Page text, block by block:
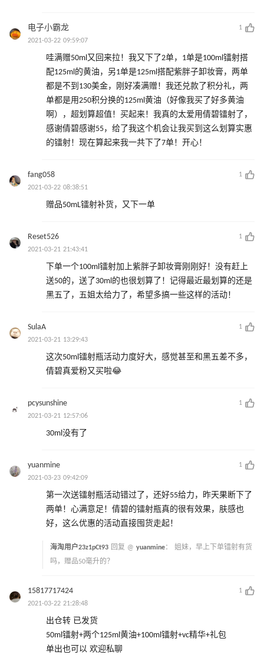
电子小霸龙
1
2021-03-22 09:59:07
哇满赠50ml又回来拉！我又下了2单，1单是100ml镭射搭
配125ml的黄油，另1单是125ml搭配紫胖子卸妆膏，两单
都是不到130美金，刚好凑满赠！我还兑款了积分礼，两
单都是用250积分换的125ml黄油（好像我买了好多黄油
啊），超划算超值！买起来！我真的太爱用倩碧镭射了，
感谢倩碧感谢55，给了我这个机会让我买到这么划算实惠
的镭射！现在算起来我一共下了7单！开心！
fang058
1
2021-03-22 08:38:51
赠品50mL镭射补货，又下一单
Reset526
1
2021-03-21 21:43:41
下单一个100ml镭射加上紫胖子卸妆膏刚刚好！没有赶上
送50的，送了30ml的也很划算了！记得最近最划算的还是
黑五了，五姐太给力了，希望多搞一些这样的活动！
SulaA
1
2021-03-21 13:29:43
这次50ml镭射瓶活动力度好大，感觉甚至和黑五差不多，
倩碧真爱粉又买啦😂
pcysunshine
1
2021-03-21 12:57:06
30ml没有了
yuanmine
1
2021-03-23 09:42:09
第一次送镭射瓶活动错过了，还好55给力，昨天果断下了
两单！心满意足！倩碧的镭射瓶真的很有效果，肤感也
好，这么优惠的活动直接囤货走起！
海淘用户23z1pCt93 回复 @ yuanmine： 姐妹，早上下单镭射有货
吗，赠品50毫升的？
15817717424
1
2021-03-22 21:28:48
出仓转 已发货
50ml镭射+两个125ml黄油+100ml镭射+vc精华+礼包
单出也可以 欢迎私聊